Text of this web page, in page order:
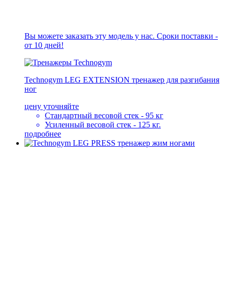
Вы можете заказать эту модель у нас. Сроки поставки -
от 10 дней!
Technogym LEG EXTENSION тренажер для разгибания
ног
цену уточняйте
Стандартный весовой стек - 95 кг
Усиленный весовой стек - 125 кг.
подробнее